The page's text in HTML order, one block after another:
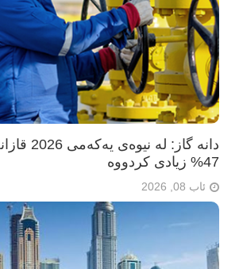
دانە گاز:
47% زیادی کردووە
ئاب 08, 2026